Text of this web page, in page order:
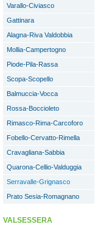
Varallo-Civiasco
Gattinara
Alagna-Riva Valdobbia
Mollia-Campertogno
Piode-Pila-Rassa
Scopa-Scopello
Balmuccia-Vocca
Rossa-Boccioleto
Rimasco-Rima-Carcoforo
Fobello-Cervatto-Rimella
Cravagliana-Sabbia
Quarona-Cellio-Valduggia
Serravalle-Grignasco
Prato Sesia-Romagnano
VALSESSERA